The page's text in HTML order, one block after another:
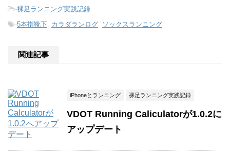
-裸足ランニング実践記録
-5本指靴下, カラダランログ, ソックスランニング
関連記事
iPhoneとランニング 裸足ランニング実践記録
VDOT Running Caliculatorが1.0.2に
アップデート